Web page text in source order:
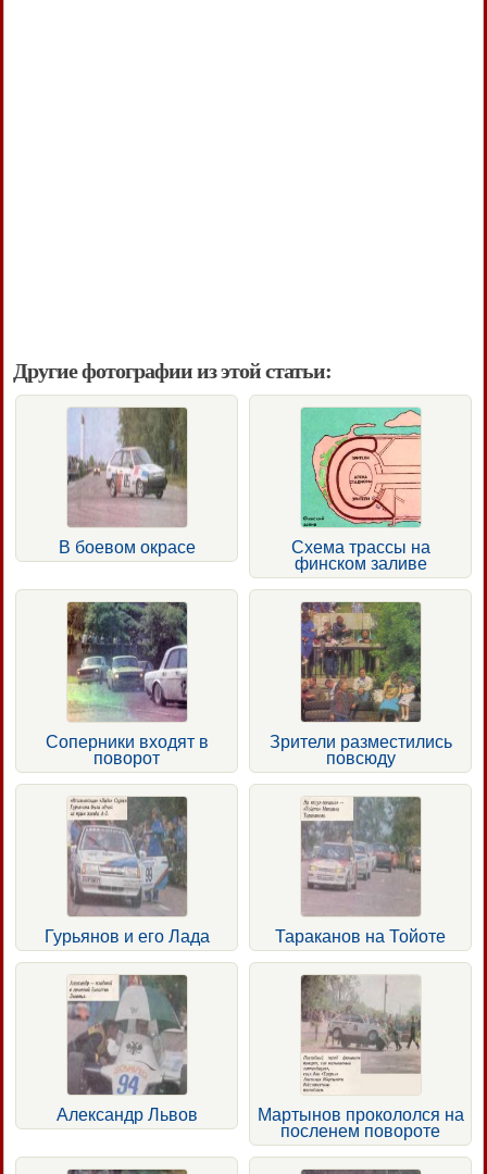
Другие фотографии из этой статьи:
В боевом окрасе
Схема трассы на
финском заливе
Соперники входят в
поворот
Зрители разместились
повсюду
Гурьянов и его Лада Тараканов на Тойоте
Александр Львов
Мартынов прокололся на
посленем повороте